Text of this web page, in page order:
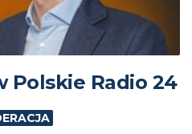
Polskie Radio 24